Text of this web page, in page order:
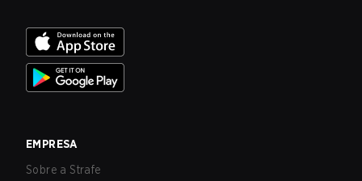
EMPRESA
Sobre a Strafe